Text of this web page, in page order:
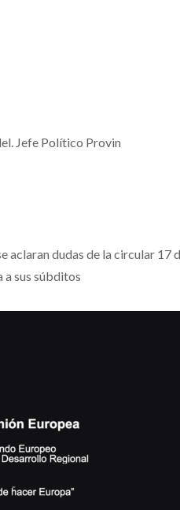
Jefe Político Provin
aclaran dudas de la circular
a sus súbditos